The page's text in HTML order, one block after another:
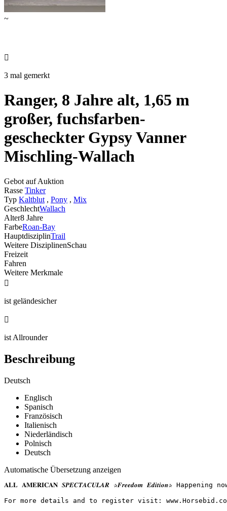
~

3 mal gemerkt
Ranger, 8 Jahre alt, 1,65 m
großer, fuchsfarben-
gescheckter Gypsy Vanner
Mischling-Wallach
Gebot auf Auktion
Rasse Tinker
Typ Kaltblut , Pony , Mix
GeschlechtWallach
Alter8 Jahre
FarbeRoan-Bay
HauptdisziplinTrail
Weitere DisziplinenSchau
Freizeit
Fahren
Weitere Merkmale

ist geländesicher

ist Allrounder
Beschreibung
Deutsch
Englisch
Spanisch
Französisch
Italienisch
Niederländisch
Polnisch
Deutsch
Automatische Übersetzung anzeigen
𝐀𝐋𝐋 𝐀𝐌𝐄𝐑𝐈𝐂𝐀𝐍 𝑺𝑷𝑬𝑪𝑻𝑨𝑪𝑼𝑳𝑨𝑹 ✰𝑭𝒓𝒆𝒆𝒅𝒐𝒎 𝑬𝒅𝒊𝒕𝒊𝒐𝒏✰
For more details and to register visit: